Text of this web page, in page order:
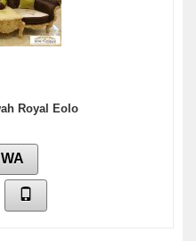
Royal Eolo